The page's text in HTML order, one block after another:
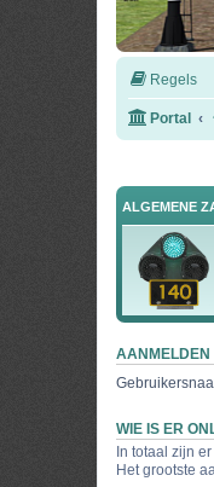
Regels
Portal
ALGEMENE
AANMELDEN
WIE IS ER
In totaal zijn er
Het grootste